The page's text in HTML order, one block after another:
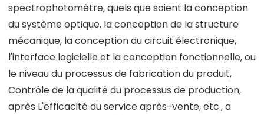
spectrophotomètre, quels que soient la conception
du système optique, la conception de la structure
mécanique, la conception du circuit électronique,
l'interface logicielle et la conception fonctionnelle, ou
le niveau du processus de fabrication du produit,
Contrôle de la qualité du processus de production,
après L'efficacité du service après-vente, etc., a